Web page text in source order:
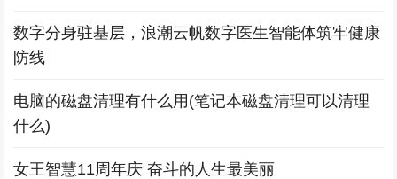
数字分身驻基层，浪潮云帆数字医生智能体筑牢健康
防线
电脑的磁盘清理有什么用(笔记本磁盘清理可以清理
什么)
女王智慧11周年庆 奋斗的人生最美丽